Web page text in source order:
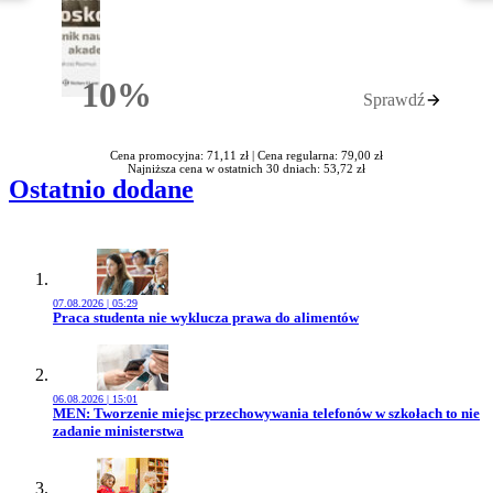
10%Rabatu Sprawdź
Cena promocyjna: 71,11 zł | Cena regularna: 79,00 zł
Najniższa cena w ostatnich 30 dniach: 53,72 zł
Ostatnio dodane
07.08.2026 | 05:29
Przejdź do artykułu:
Praca studenta nie wyklucza prawa do alimentów
06.08.2026 | 15:01
Przejdź do artykułu:
MEN: Tworzenie miejsc przechowywania telefonów w szkołach to nie
zadanie ministerstwa